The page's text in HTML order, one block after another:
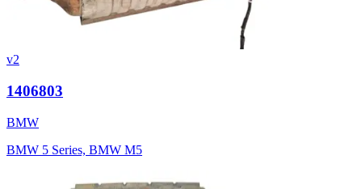
v2
1406803
BMW
BMW 5 Series, BMW M5